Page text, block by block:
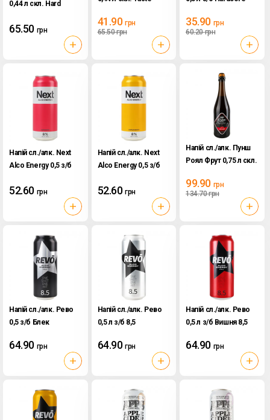
0,44 л скл. Hard
65.50 грн
41.90 грн
65.50грн
More
35.90 грн
60.20грн
Напій сл./алк. Next
Alco Energy 0,5 з/б
52.60 грн
Напій сл./алк. Next
Alco Energy 0,5 з/б
52.60 грн
Напій сл./алк. Пунш
Роял Фрут 0,75 л скл.
99.90 грн
134.70грн
Напій сл./алк. Рево
0,5 з/б Блек
64.90 грн
Напій сл./алк. Рево
0,5 л з/б 8,5
64.90 грн
Напій сл./алк. Рево
0,5 л з/б Вишня 8,5
64.90 грн